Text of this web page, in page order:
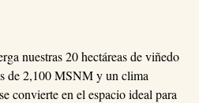
nuestras 20 hectáreas de viñedo
de 2,100 MSNM y un clima
convierte en el espacio ideal para